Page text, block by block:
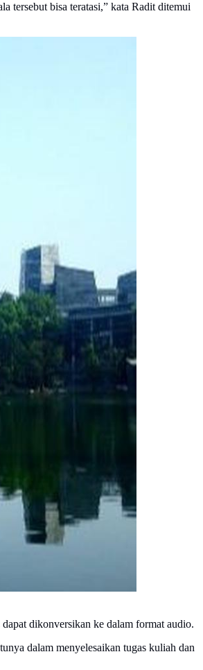
tersebut bisa teratasi,” kata Radit ditemui
dikonversikan ke dalam format audio.
dalam menyelesaikan tugas kuliah dan